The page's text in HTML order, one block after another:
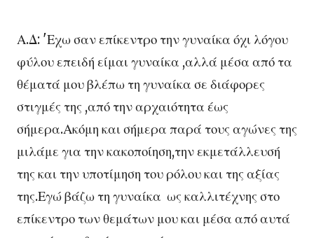
Α.Δ: 'Εχω σαν επίκεντρο την γυναίκα όχι λόγου
φύλου επειδή είμαι γυναίκα ,αλλά μέσα από τα
θέματά μου βλέπω τη γυναίκα σε διάφορες
στιγμές της ,από την αρχαιότητα έως
σήμερα.Ακόμη και σήμερα παρά τους αγώνες της
μιλάμε για την κακοποίηση,την εκμετάλλευσή
της και την υποτίμηση του ρόλου και της αξίας
της.Εγώ βάζω τη γυναίκα ως καλλιτέχνης στο
επίκεντρο των θεμάτων μου και μέσα από αυτά